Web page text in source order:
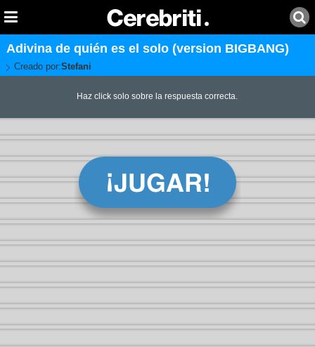
Adivina de quién es el solo (version BIGBANG)
Creado por:Stefani
Haz click solo sobre la respuesta correcta.